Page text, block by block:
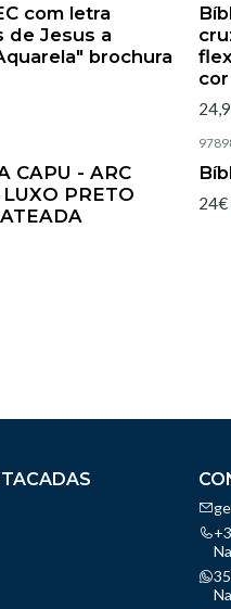
com letra
de Jesus a
brochura
CAPU - ARC
PRETO
24€